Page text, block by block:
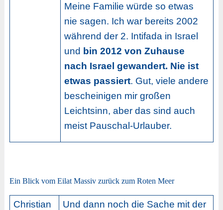
Meine Familie würde so etwas
nie sagen. Ich war bereits 2002
während der 2. Intifada in Israel
und bin 2012 von Zuhause
nach Israel gewandert. Nie ist
etwas passiert. Gut, viele andere
bescheinigen mir großen
Leichtsinn, aber das sind auch
meist Pauschal-Urlauber.
Ein Blick vom Eilat Massiv zurück zum Roten Meer
Christian
Und dann noch die Sache mit der